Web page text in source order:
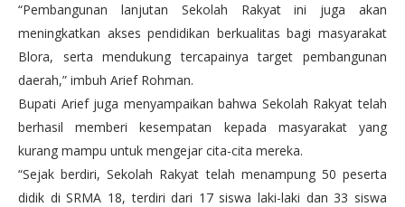
“Pembangunan lanjutan Sekolah Rakyat ini juga akan
meningkatkan akses pendidikan berkualitas bagi masyarakat
Blora, serta mendukung tercapainya target pembangunan
daerah,” imbuh Arief Rohman.
Bupati Arief juga menyampaikan bahwa Sekolah Rakyat telah
berhasil memberi kesempatan kepada masyarakat yang
kurang mampu untuk mengejar cita-cita mereka.
“Sejak berdiri, Sekolah Rakyat telah menampung 50 peserta
didik di SRMA 18, terdiri dari 17 siswa laki-laki dan 33 siswa